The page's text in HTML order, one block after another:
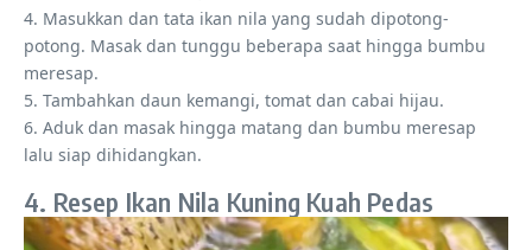
4. Masukkan dan tata ikan nila yang sudah dipotong-
potong. Masak dan tunggu beberapa saat hingga bumbu
meresap.
5. Tambahkan daun kemangi, tomat dan cabai hijau.
6. Aduk dan masak hingga matang dan bumbu meresap
lalu siap dihidangkan.
4. Resep Ikan Nila Kuning Kuah Pedas